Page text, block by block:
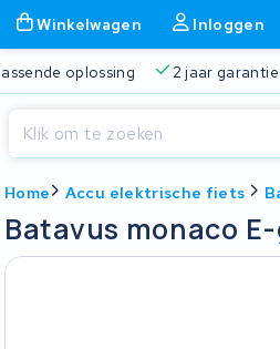
Winkelwagen Inloggen
oplossing 2 jaar garantie
Home Accu elektrische fiets
Batavus monaco
Begin te typen in de